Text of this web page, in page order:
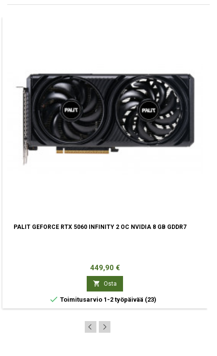
PALIT GEFORCE RTX 5060 INFINITY 2 OC NVIDIA 8 GB GDDR7
Hinta
449,90 €
 Osta
 Toimitusarvio 1-2 työpäivää (23)